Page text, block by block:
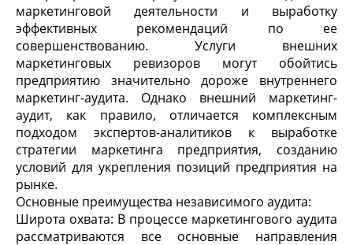
маркетинговой деятельности и выработку
эффективных рекомендаций по ее
совершенствованию. Услуги внешних
маркетинговых ревизоров могут обойтись
предприятию значительно дороже внутреннего
маркетинг-аудита. Однако внешний маркетинг-
аудит, как правило, отличается комплексным
подходом экспертов-аналитиков к выработке
стратегии маркетинга предприятия, созданию
условий для укрепления позиций предприятия на
рынке.
Основные преимущества независимого аудита:
Широта охвата: В процессе маркетингового аудита
рассматриваются все основные направления